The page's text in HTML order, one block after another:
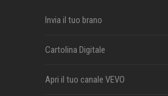
Invia il tuo brano
Cartolina Digitale
Apri il tuo canale VEVO